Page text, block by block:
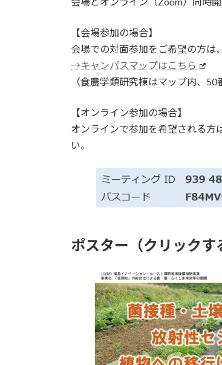
【会場参加の場合】
会場での対面参加をご希望の方は
→キャンパスマップはこちら
（食農学類研究棟はマップ内、50
【オンライン参加の場合】
オンラインで参加を希望される方
い。
ポスター（クリックす